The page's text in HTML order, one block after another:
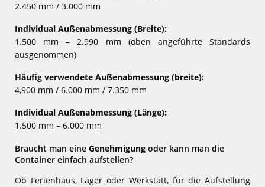
2.450 mm / 3.000 mm
Individual Außenabmessung (Breite):
1.500 mm – 2.990 mm (oben angeführte Standards
ausgenommen)
Häufig verwendete Außenabmessung (breite):
4,900 mm / 6.000 mm / 7.350 mm
Individual Außenabmessung (Länge):
1.500 mm – 6.000 mm
Braucht man eine Genehmigungoder kann man die
Container einfach aufstellen?
Ob Ferienhaus, Lager oder Werkstatt, für die Aufstellung